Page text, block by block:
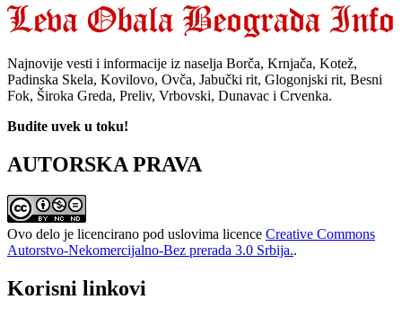
Najnovije vesti i informacije iz naselja Borča, Krnjača, Kotež,
Padinska Skela, Kovilovo, Ovča, Jabučki rit, Glogonjski rit, Besni
Fok, Široka Greda, Preliv, Vrbovski, Dunavac i Crvenka.
Budite uvek u toku!
AUTORSKA PRAVA
Ovo delo je licencirano pod uslovima licence Creative Commons
Autorstvo-Nekomercijalno-Bez prerada 3.0 Srbija..
Korisni linkovi